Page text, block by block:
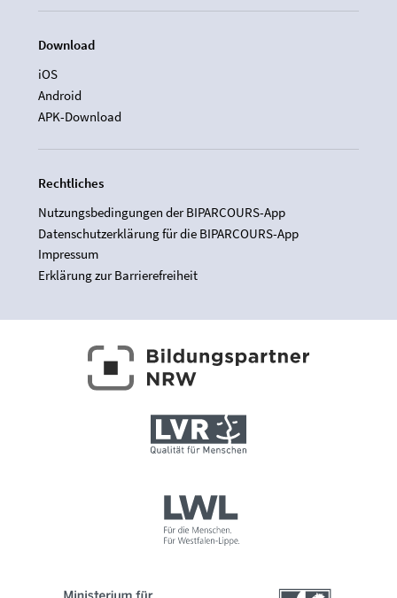
Download
iOS
Android
APK-Download
Rechtliches
Nutzungsbedingungen der BIPARCOURS-App
Datenschutzerklärung für die BIPARCOURS-App
Impressum
Erklärung zur Barrierefreiheit